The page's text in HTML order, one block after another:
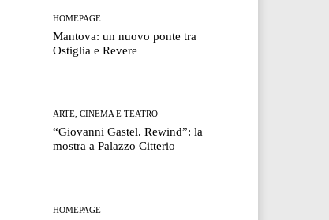
HOMEPAGE
Mantova: un nuovo ponte tra
Ostiglia e Revere
ARTE, CINEMA E TEATRO
“Giovanni Gastel. Rewind”: la
mostra a Palazzo Citterio
HOMEPAGE